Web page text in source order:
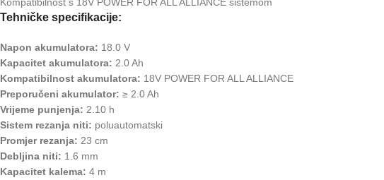
Tehničke specifikacije:
Napon akumulatora: 18.0 V
Kapacitet akumulatora: 2.0 Ah
Kompatibilnost akumulatora: 18V POWER FOR ALL ALLIANCE
Preporučeni akumulator: ≥ 2.0 Ah
Vrijeme punjenja: 2.10 h
Sistem rezanja niti: poluautomatski
Promjer rezanja: 23 cm
Debljina niti: 1.6 mm
Kapacitet kalema: 4 m